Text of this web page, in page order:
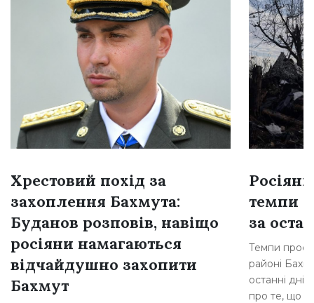
Хрестовий похід за
захоплення Бахмута:
Буданов розповів, навіщо
росіяни намагаються
відчайдушно захопити
Бахмут
темпи
за
Темпи
районі
останні
про те, що